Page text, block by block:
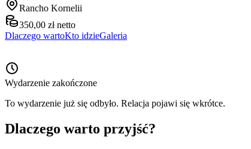
Rancho Kornelii
350,00 zł netto
Dlaczego wartoKto idzieGaleria
Wydarzenie zakończone
To wydarzenie już się odbyło. Relacja pojawi się wkrótce.
Dlaczego warto przyjść?